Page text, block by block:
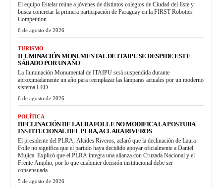
El equipo Estelar reúne a jóvenes de distintos colegios de Ciudad del Este y
busca concretar la primera participación de Paraguay en la FIRST Robotics
Competition.
6 de agosto de 2026
TURISMO
ILUMINACIÓN MONUMENTAL DE ITAIPU SE DESPIDE ESTE
SÁBADO POR UN AÑO
La Iluminación Monumental de ITAIPU será suspendida durante
aproximadamente un año para reemplazar las lámparas actuales por un moderno
sistema LED.
6 de agosto de 2026
POLÍTICA
DECLINACIÓN DE LAURA FOLLE NO MODIFICA LA POSTURA
INSTITUCIONAL DEL PLRA, ACLARA RIVEROS
El presidente del PLRA, Alcides Riveros, aclaró que la declinación de Laura
Folle no significa que el partido haya decidido apoyar oficialmente a Daniel
Mujica. Explicó que el PLRA integra una alianza con Cruzada Nacional y el
Frente Amplio, por lo que cualquier decisión institucional debe ser
consensuada.
5 de agosto de 2026